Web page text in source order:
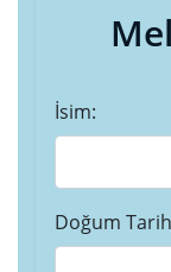
İsim:
Doğum